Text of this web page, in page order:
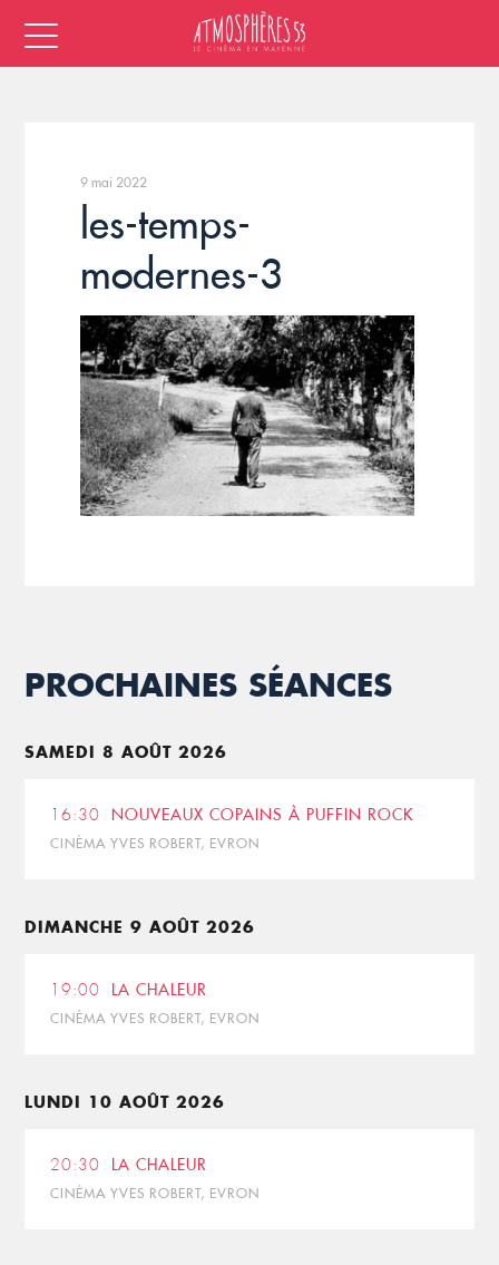
9 mai 2022
les-temps-
modernes-3
PROCHAINES SÉANCES
SAMEDI 8 AOÛT 2026
16:30 NOUVEAUX COPAINS À PUFFIN ROCK
CINÉMA YVES ROBERT, EVRON
DIMANCHE 9 AOÛT 2026
19:00 LA CHALEUR
CINÉMA YVES ROBERT, EVRON
LUNDI 10 AOÛT 2026
20:30 LA CHALEUR
CINÉMA YVES ROBERT, EVRON